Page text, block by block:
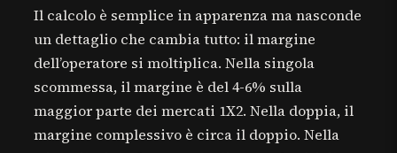
Il calcolo è semplice in apparenza ma nasconde
un dettaglio che cambia tutto: il margine
dell’operatore si moltiplica. Nella singola
scommessa, il margine è del 4-6% sulla
maggior parte dei mercati 1X2. Nella doppia, il
margine complessivo è circa il doppio. Nella